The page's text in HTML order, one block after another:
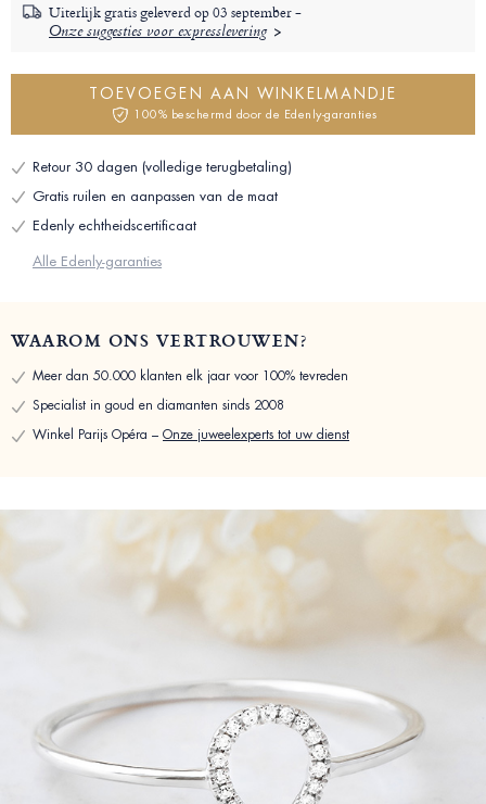
Uiterlijk gratis geleverd op03 september -
Onze suggesties voor expresslevering
TOEVOEGEN AAN WINKELMANDJE
100% beschermd door de Edenly-garanties
Retour 30 dagen (volledige terugbetaling)
Gratis ruilen en aanpassen van de maat
Edenly echtheidscertificaat
Alle Edenly-garanties
WAAROM ONS VERTROUWEN?
Meer dan 50.000 klanten elk jaar voor 100% tevreden
Specialist in goud en diamanten sinds 2008
Winkel Parijs Opéra – Onze juweelexperts tot uw dienst